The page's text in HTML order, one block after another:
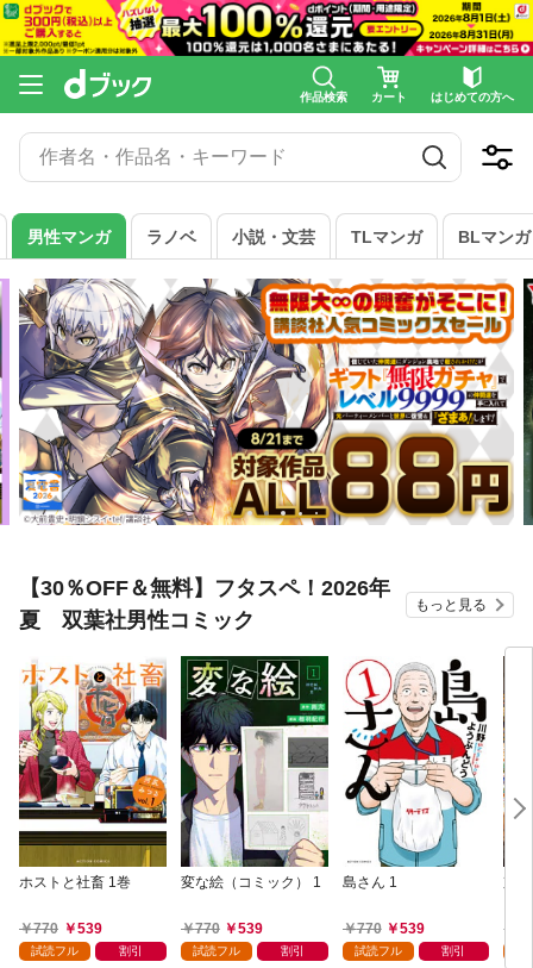
作品検索 カート はじめての方へ
異世界から聖女が来るようなので
異世界はスマートフォンとともに
異世界転生
異世界迷宮でハーレム
異世界転生で賢者になって冒険者生活
男性マンガ ラノベ 小説・文芸 TLマンガ BLマンガ
【30％OFF＆無料】フタスペ！2026年
夏 双葉社男性コミック
もっと見る
ホストと社畜 1巻
770 539
試読フル 割引
変な絵（コミック） 1
770 539
試読フル 割引
島さん 1
770 539
試読フル 割引
京